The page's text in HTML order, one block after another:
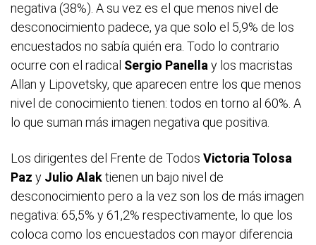
negativa (38%). A su vez es el que menos nivel de
desconocimiento padece, ya que solo el 5,9% de los
encuestados no sabía quién era. Todo lo contrario
ocurre con el radical Sergio Panella y los macristas
Allan y Lipovetsky, que aparecen entre los que menos
nivel de conocimiento tienen: todos en torno al 60%. A
lo que suman más imagen negativa que positiva.
Los dirigentes del Frente de Todos Victoria Tolosa
Paz y Julio Alaktienen un bajo nivel de
desconocimiento pero a la vez son los de más imagen
negativa: 65,5% y 61,2% respectivamente, lo que los
coloca como los encuestados con mayor diferencia